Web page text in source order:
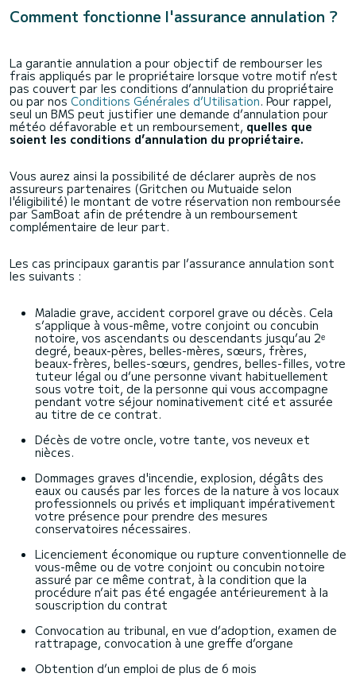
Comment fonctionne l'assurance annulation ?
La garantie annulation a pour objectif de rembourser les
frais appliqués par le propriétaire lorsque votre motif n’est
pas couvert par les conditions d’annulation du propriétaire
ou par nos Conditions Générales d’Utilisation. Pour rappel,
seul un BMS peut justifier une demande d’annulation pour
météo défavorable et un remboursement, quelles que
soient les conditions d’annulation du propriétaire.
Vous aurez ainsi la possibilité de déclarer auprès de nos
assureurs partenaires (Gritchen ou Mutuaide selon
l'éligibilité) le montant de votre réservation non remboursée
par SamBoat afin de prétendre à un remboursement
complémentaire de leur part.
Les cas principaux garantis par l’assurance annulation sont
les suivants :
Maladie grave, accident corporel grave ou décès. Cela
s’applique à vous-même, votre conjoint ou concubin
notoire, vos ascendants ou descendants jusqu’au 2ᵉ
degré, beaux-pères, belles-mères, sœurs, frères,
beaux-frères, belles-sœurs, gendres, belles-filles, votre
tuteur légal ou d’une personne vivant habituellement
sous votre toit, de la personne qui vous accompagne
pendant votre séjour nominativement cité et assurée
au titre de ce contrat.
Décès de votre oncle, votre tante, vos neveux et
nièces.
Dommages graves d'incendie, explosion, dégâts des
eaux ou causés par les forces de la nature à vos locaux
professionnels ou privés et impliquant impérativement
votre présence pour prendre des mesures
conservatoires nécessaires.
Licenciement économique ou rupture conventionnelle de
vous-même ou de votre conjoint ou concubin notoire
assuré par ce même contrat, à la condition que la
procédure n’ait pas été engagée antérieurement à la
souscription du contrat
Convocation au tribunal, en vue d’adoption, examen de
rattrapage, convocation à une greffe d’organe
Obtention d’un emploi de plus de 6 mois